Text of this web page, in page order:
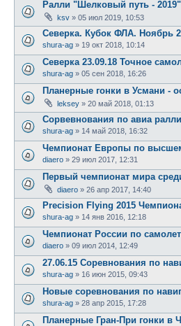
Ралли "Шелковый путь - 2019"
ksv » 05 июл 2019, 10:53
Cеверка. Кубок ФЛА. Ноябрь
shura-ag » 19 окт 2018, 10:14
Северка 23.09.18 Точное
shura-ag » 05 сен 2018, 16:26
Планерные гонки в Усмани -
leksey » 20 май 2018, 01:13
Сорвевнования по авиа
shura-ag » 14 май 2018, 16:32
Чемпионат Европы по
diaero » 29 июл 2017, 12:31
Первый чемпионат мира
diaero » 26 апр 2017, 14:40
Precision Flying 2015
shura-ag » 14 янв 2016, 12:18
Чемпионат России по
diaero » 09 июл 2014, 12:49
27.06.15 Соревнования по
shura-ag » 16 июн 2015, 09:43
Новые соревнования по
shura-ag » 28 апр 2015, 17:28
Планерные Гран-При гонки в